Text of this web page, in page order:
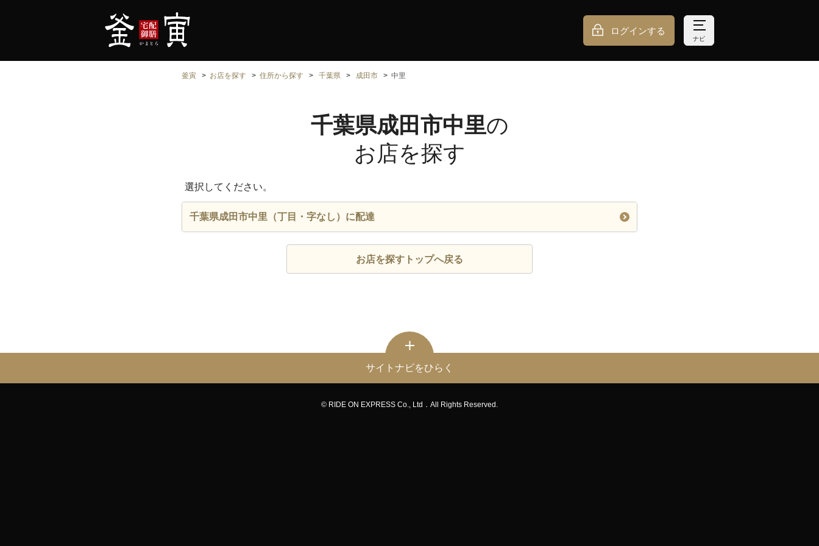
ログインする
ナビ
釜寅 お店を探す 住所から探す 千葉県 成田市 中里
千葉県成田市中里の
お店を探す
選択してください。
千葉県成田市中里（丁目・字なし）に配達
お店を探すトップへ戻る
サイトナビをひらく
© RIDE ON EXPRESS Co., Ltd．All Rights Reserved.